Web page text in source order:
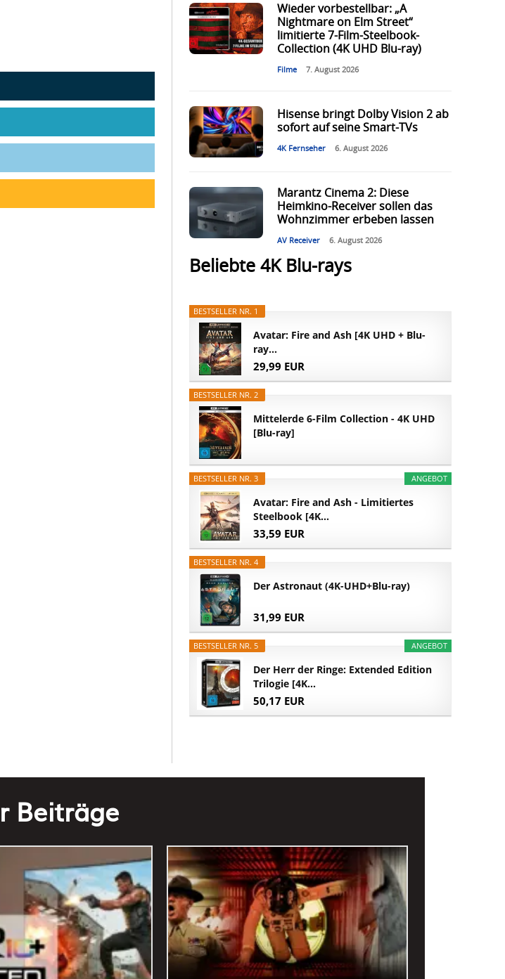
Wieder vorbestellbar: „A
Nightmare on Elm Street“
limitierte 7-Film-Steelbook-
Collection (4K UHD Blu-ray)
Filme 7. August 2026
Hisense bringt Dolby Vision 2 ab
sofort auf seine Smart-TVs
4K Fernseher 6. August 2026
Marantz Cinema 2: Diese
Heimkino-Receiver sollen das
Wohnzimmer erbeben lassen
AV Receiver 6. August 2026
Beliebte 4K Blu-rays
BESTSELLER NR. 1
Avatar: Fire and Ash [4K UHD + Blu-
ray...
29,99 EUR
BESTSELLER NR. 2
Mittelerde 6-Film Collection - 4K UHD
[Blu-ray]
ANGEBOT
BESTSELLER NR. 3
Avatar: Fire and Ash - Limitiertes
Steelbook [4K...
33,59 EUR
BESTSELLER NR. 4
Der Astronaut (4K-UHD+Blu-ray)
31,99 EUR
ANGEBOT
BESTSELLER NR. 5
Der Herr der Ringe: Extended Edition
Trilogie [4K...
50,17 EUR
Beiträge